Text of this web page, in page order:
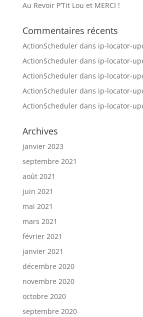
Au Revoir P’Tit Lou et MERCI !
Commentaires récents
ActionSchedulerdans ip-locator-
ActionSchedulerdans ip-locator-
ActionSchedulerdans ip-locator-
ActionSchedulerdans ip-locator-
ActionSchedulerdans ip-locator-
Archives
janvier 2023
septembre 2021
août 2021
juin 2021
mai 2021
mars 2021
février 2021
janvier 2021
décembre 2020
novembre 2020
octobre 2020
septembre 2020